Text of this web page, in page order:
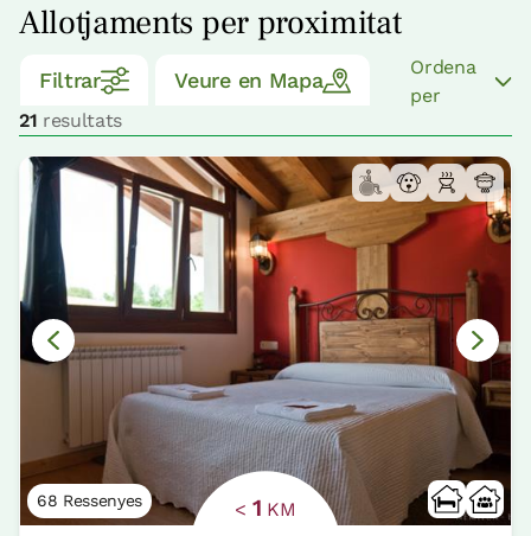
Allotjaments per proximitat
Filtrar Veure en Mapa
21 resultats
Ordena
per
68 Ressenyes < 1 KM